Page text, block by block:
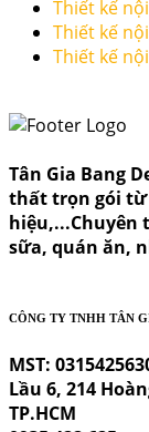
Thiết kế
Thiết kế
Thiết kế
Tân Gia Bang
thất trọn gói từ
hiệu,...Chuyên
sữa, quán ăn,
CÔNG TY TNHH TÂN
MST:
Lầu 6, 214
TP.HCM